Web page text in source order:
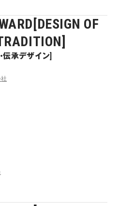
OF
伝承デザイン]